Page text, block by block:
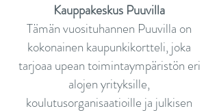
Kauppakeskus Puuvilla
Tämän vuosituhannen Puuvilla on
kokonainen kaupunkikortteli, joka
tarjoaa upean toimintaympäristön eri
alojen yrityksille,
koulutusorganisaatioille ja julkisen